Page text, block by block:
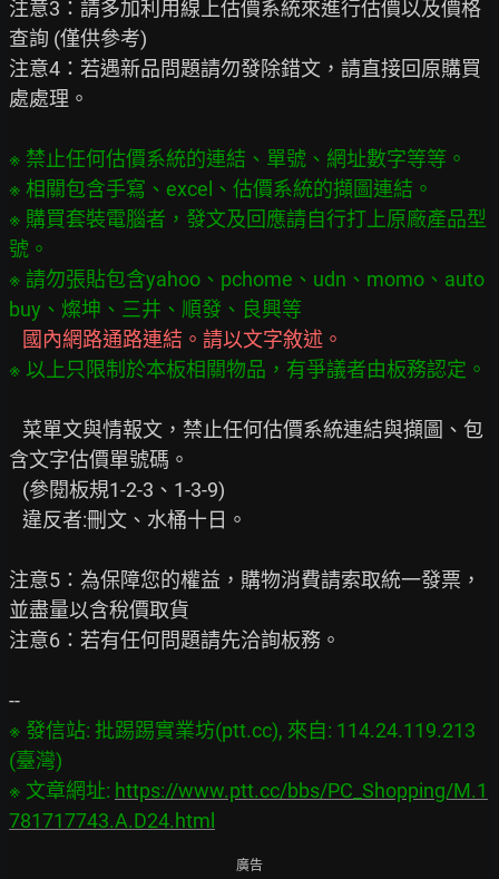
注意3：請多加利用線上估價系統來進行估價以及價格
查詢 (僅供參考)
注意4：若遇新品問題請勿發除錯文，請直接回原購買
處處理。
※ 禁止任何估價系統的連結、單號、網址數字等等。
※ 相關包含手寫、excel、估價系統的擷圖連結。
※ 購買套裝電腦者，發文及回應請自行打上原廠產品型
號。
※ 請勿張貼包含yahoo、pchome、udn、momo、auto
buy、燦坤、三井、順發、良興等
   國內網路通路連結。請以文字敘述。
※ 以上只限制於本板相關物品，有爭議者由板務認定。
含文字估價單號碼。
注意5：為保障您的權益，購物消費請索取統一發票，
並盡量以含稅價取貨
注意6：若有任何問題請先洽詢板務。
※ 發信站: 批踢踢實業坊(ptt.cc), 來自: 114.24.119.213
(臺灣)
※ 文章網址: https://www.ptt.cc/bbs/PC_Shopping/M.1
781717743.A.D24.html
廣告